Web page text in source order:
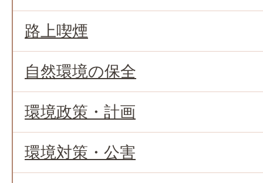
路上喫煙
自然環境の保全
環境政策・計画
環境対策・公害